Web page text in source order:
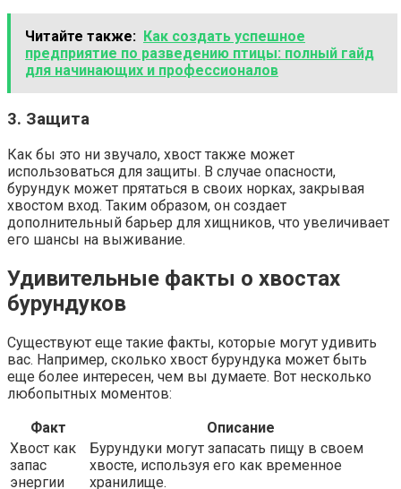
Читайте также: Как создать успешное
предприятие по разведению птицы: полный гайд
для начинающих и профессионалов
3. Защита
Как бы это ни звучало, хвост также может
использоваться для защиты. В случае опасности,
бурундук может прятаться в своих норках, закрывая
хвостом вход. Таким образом, он создает
дополнительный барьер для хищников, что увеличивает
его шансы на выживание.
Удивительные факты о хвостах
бурундуков
Существуют еще такие факты, которые могут удивить
вас. Например, сколько хвост бурундука может быть
еще более интересен, чем вы думаете. Вот несколько
любопытных моментов:
Факт
Описание
Хвост как
запас
энергии
Бурундуки могут запасать пищу в своем
хвосте, используя его как временное
хранилище.